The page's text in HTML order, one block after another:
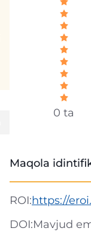
0 ta
Maqola
ROI:https://
DOI:Mavjud